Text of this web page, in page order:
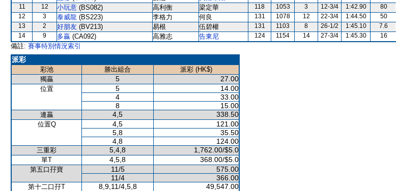
11
12 小玩意 (BS082) 高利衡 梁定華 118 1053 3 12-3/4 1:42.90
80
12
3 泰威龍 (BS223) 李格力 何良 131 1078 12 22-3/4 1:44.50
50
13
2 好朋友 (BV213) 易根 伍碧權 131 1103 8 26-1/2 1:45.10
7.6
14
9 多贏 (CA092) 高雅志 告東尼 124 1154 14 27-3/4 1:45.30 16
備註: 賽事特別情況索引
派彩
彩池 勝出組合
派彩 (HK$)
獨贏
5 27.00
位置 5
14.00
4
33.00
8
15.00
連贏 4,5 338.50
位置Q 4,5
121.00
5,8
35.50
4,8
124.00
三重彩 5,4,8 1,762.00/$5.0
單T 4,5,8 368.00/$5.0
第五口孖寶 11/5
575.00
11/4
366.00
第十二口孖T 8,9,11/4,5,8 49,547.00